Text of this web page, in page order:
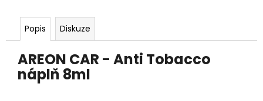
Popis Diskuze
AREON CAR - Anti Tobacco
náplň 8ml
č
e